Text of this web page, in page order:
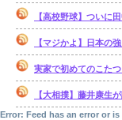
【高校野球】ついに田
【マジかよ】日本の
実家で初めてのこた
【大相撲】藤井康生
Error: Feed has an error or